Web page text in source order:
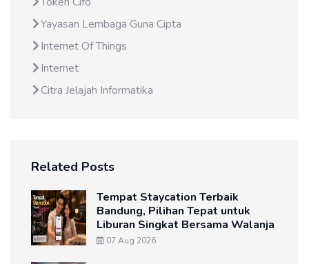
Yayasan Lembaga Guna Cipta
Internet Of Things
Internet
Citra Jelajah Informatika
Related Posts
Tempat Staycation Terbaik
Bandung, Pilihan Tepat untuk
Liburan Singkat Bersama Walanja
07 Aug 2026